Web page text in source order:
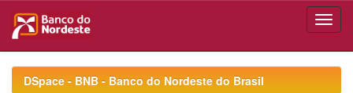
navigationDSpace - BNB - Banco do Nordeste do Brasil